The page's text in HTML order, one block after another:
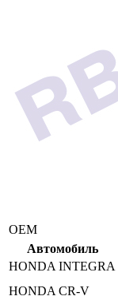
ОЕМ
Автомобиль
HONDA INTEGRA
HONDA CR-V